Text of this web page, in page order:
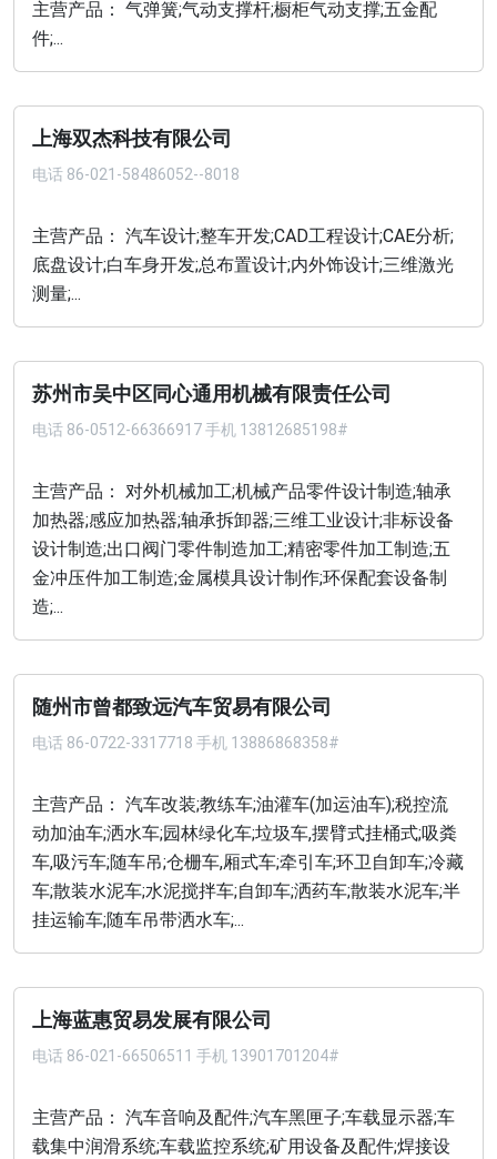
主营产品： 气弹簧;气动支撑杆;橱柜气动支撑;五金配
件;...
上海双杰科技有限公司
电话 86-021-58486052--8018
主营产品： 汽车设计;整车开发;CAD工程设计;CAE分析;
底盘设计;白车身开发;总布置设计;内外饰设计;三维激光
测量;...
苏州市吴中区同心通用机械有限责任公司
电话 86-0512-66366917 手机 13812685198#
主营产品： 对外机械加工;机械产品零件设计制造;轴承
加热器;感应加热器;轴承拆卸器;三维工业设计;非标设备
设计制造;出口阀门零件制造加工;精密零件加工制造;五
金冲压件加工制造;金属模具设计制作;环保配套设备制
造;...
随州市曾都致远汽车贸易有限公司
电话 86-0722-3317718 手机 13886868358#
主营产品： 汽车改装;教练车;油灌车(加运油车);税控流
动加油车;洒水车;园林绿化车;垃圾车,摆臂式挂桶式;吸粪
车,吸污车;随车吊;仓栅车,厢式车;牵引车;环卫自卸车;冷藏
车;散装水泥车;水泥搅拌车;自卸车;洒药车;散装水泥车;半
挂运输车;随车吊带洒水车;...
上海蓝惠贸易发展有限公司
电话 86-021-66506511 手机 13901701204#
主营产品： 汽车音响及配件;汽车黑匣子;车载显示器;车
载集中润滑系统;车载监控系统;矿用设备及配件;焊接设